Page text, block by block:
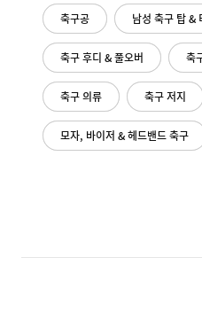
축구공 남성 축구 탑 &
축구 후디 & 풀오버 축
축구 의류 축구 저지
모자, 바이저 & 헤드밴드 축구